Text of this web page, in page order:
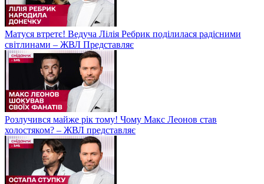
Матуся втретє! Ведуча Лілія Ребрик поділилася радісними
світлинами – ЖВЛ Представляє
Розлучився майже рік тому! Чому Макс Леонов став
холостяком? – ЖВЛ представляє